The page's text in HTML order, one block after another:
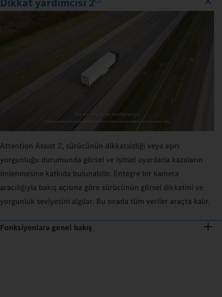
Attention Assist 2, sürücünün dikkatsizliği veya aşırı
yorgunluğu durumunda görsel ve işitsel uyarılarla kazaların
önlenmesine katkıda bulunabilir. Entegre bir kamera
aracılığıyla bakış açısına göre sürücünün görsel dikkatini ve
yorgunluk seviyesini algılar. Bu sırada tüm veriler araçta kalır.
Fonksiyonlara genel bakış